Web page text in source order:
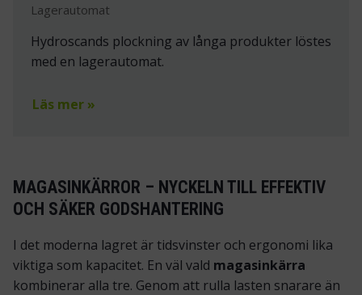
Lagerautomat
Hydroscands plockning av långa produkter löstes
med en lagerautomat.
Läs mer »
MAGASINKÄRROR – NYCKELN TILL EFFEKTIV
OCH SÄKER GODSHANTERING
I det moderna lagret är tidsvinster och ergonomi lika
viktiga som kapacitet. En väl vald magasinkärra
kombinerar alla tre. Genom att rulla lasten snarare än